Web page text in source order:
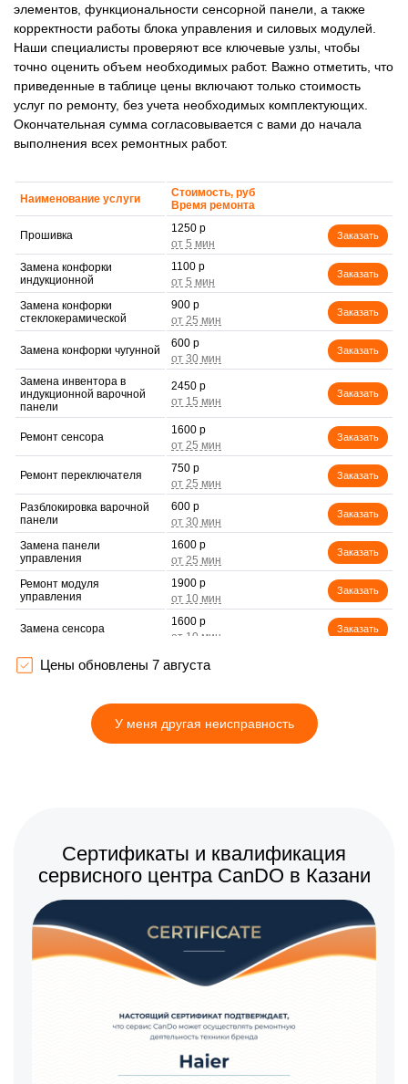
элементов, функциональности сенсорной панели, а также
корректности работы блока управления и силовых модулей.
Наши специалисты проверяют все ключевые узлы, чтобы
точно оценить объем необходимых работ. Важно отметить, что
приведенные в таблице цены включают только стоимость
услуг по ремонту, без учета необходимых комплектующих.
Окончательная сумма согласовывается с вами до начала
выполнения всех ремонтных работ.
Наименование услуги
Стоимость, руб
Время ремонта
Прошивка
1250 р
Заказать
Замена конфорки
индукционной
1100 р
Заказать
Замена конфорки
стеклокерамической
900 р
Заказать
Замена конфорки чугунной
600 р
Заказать
Замена инвентора в
индукционной варочной
панели
2450 р
Заказать
Ремонт сенсора
1600 р
Заказать
Ремонт переключателя
750 р
Заказать
Разблокировка варочной
панели
600 р
Заказать
Замена панели
управления
1600 р
Заказать
Ремонт модуля
управления
1900 р
Заказать
Замена сенсора
1600 р
Заказать
Цены обновлены 7 августа
У меня другая неисправность
Сертификаты и квалификация
сервисного центра CanDO в Казани